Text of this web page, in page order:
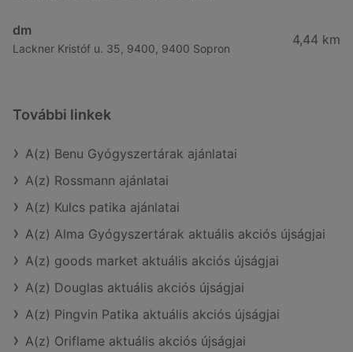
dm
Lackner Kristóf u. 35, 9400, 9400 Sopron
4,44 km
További linkek
A(z) Benu Gyógyszertárak ajánlatai
A(z) Rossmann ajánlatai
A(z) Kulcs patika ajánlatai
A(z) Alma Gyógyszertárak aktuális akciós újságjai
A(z) goods market aktuális akciós újságjai
A(z) Douglas aktuális akciós újságjai
A(z) Pingvin Patika aktuális akciós újságjai
A(z) Oriflame aktuális akciós újságjai